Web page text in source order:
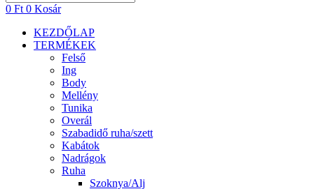
0 Ft 0 Kosár
KEZDŐLAP
TERMÉKEK
Felső
Ing
Body
Mellény
Tunika
Overál
Szabadidő ruha/szett
Kabátok
Nadrágok
Ruha
Szoknya/Alj